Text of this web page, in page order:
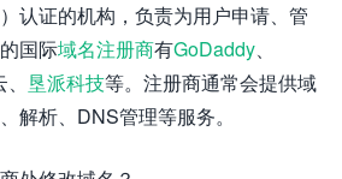
认证的机构，负责为用户申请、管
国际域名注册商有GoDaddy、
垦派科技等。注册商通常会提供域
解析、DNS管理等服务。